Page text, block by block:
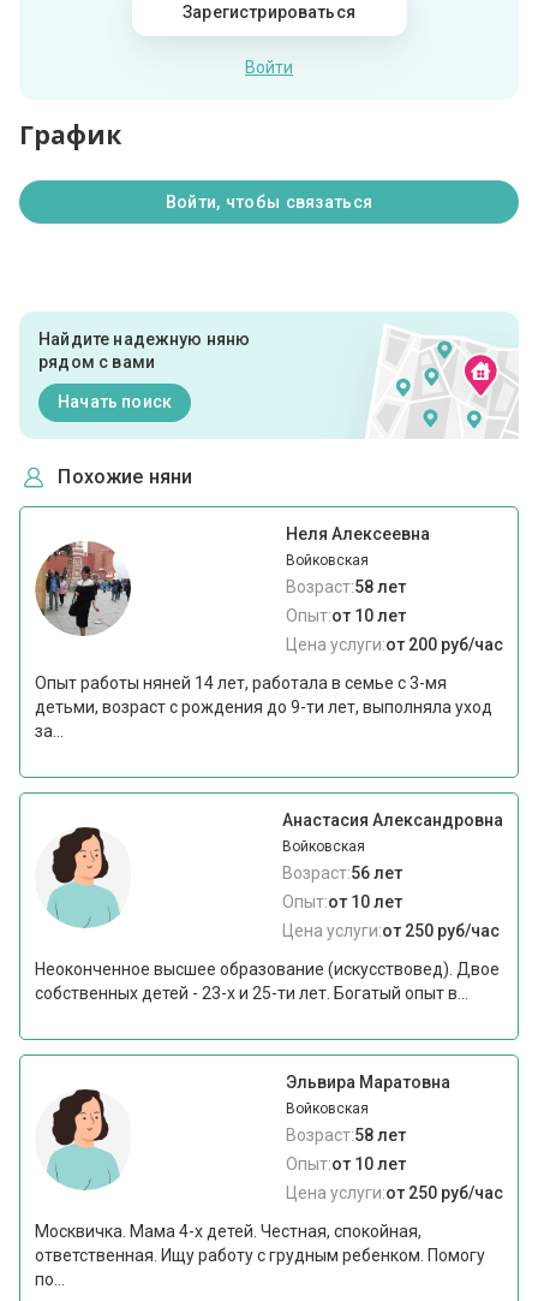
Зарегистрироваться
Войти
График
Войти, чтобы связаться
Найдите надежную няню
рядом с вами
Начать поиск
Похожие няни
Неля Алексеевна
Войковская
Возраст:58 лет
Опыт:от 10 лет
Цена услуги:от 200 руб/час
Опыт работы няней 14 лет, работала в семье с 3-мя
детьми, возраст с рождения до 9-ти лет, выполняла уход
за...
Анастасия Александровна
Войковская
Возраст:56 лет
Опыт:от 10 лет
Цена услуги:от 250 руб/час
Неоконченное высшее образование (искусствовед). Двое
собственных детей - 23-х и 25-ти лет. Богатый опыт в...
Эльвира Маратовна
Войковская
Возраст:58 лет
Опыт:от 10 лет
Цена услуги:от 250 руб/час
Москвичка. Мама 4-х детей. Честная, спокойная,
ответственная. Ищу работу с грудным ребенком. Помогу
по...